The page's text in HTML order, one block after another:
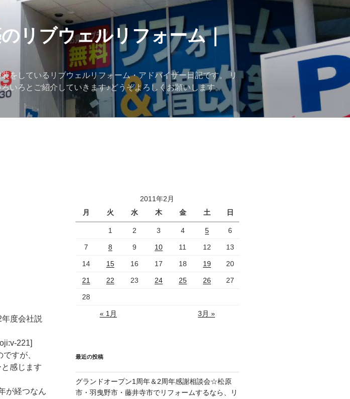
リブウェルリフォーム｜
をしているリブウェルリフォーム・アドバイザー日記です。 リ
いろとご紹介していきます♪どうぞよろしくお願いします。
度会社説
221]
すが、
感じます
が経つなん
2011年2月
月
火 水 木 金 土 日
1 2 3 4 5 6
7 8 9 10 11 12 13
14 15 16 17 18 19 20
21 22 23 24 25 26 27
28
« 1月 3月 »
最近の投稿
グランドオープン1周年＆2周年感謝相談会☆松原
市・羽曳野市・藤井寺市でリフォームするなら、リ